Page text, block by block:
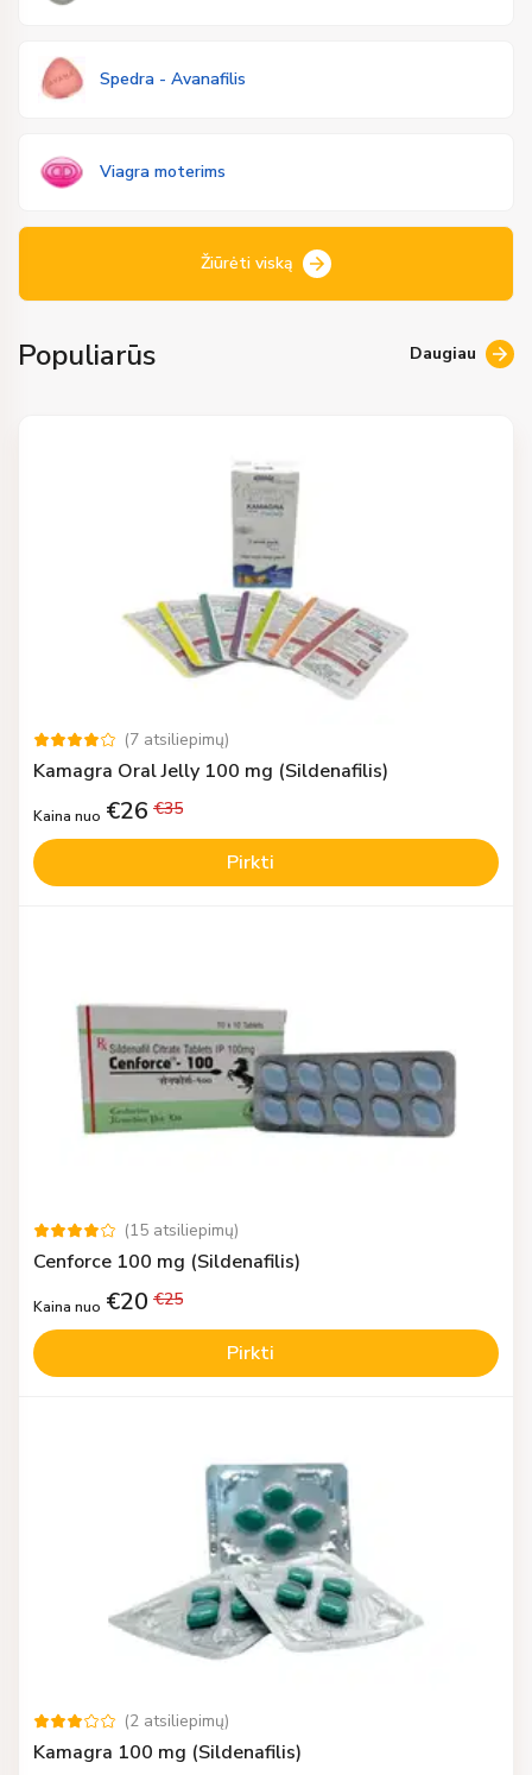
Populiarūs Daugiau
(7 atsiliepimų)
Kamagra Oral Jelly 100 mg (Sildenafilis)
Kaina nuo €26 €35
Pirkti
(15 atsiliepimų)
Cenforce 100 mg (Sildenafilis)
Kaina nuo €20 €25
Pirkti
(2 atsiliepimų)
Kamagra 100 mg (Sildenafilis)
Spedra - Avanafilis
Viagra moterims
Žiūrėti viską